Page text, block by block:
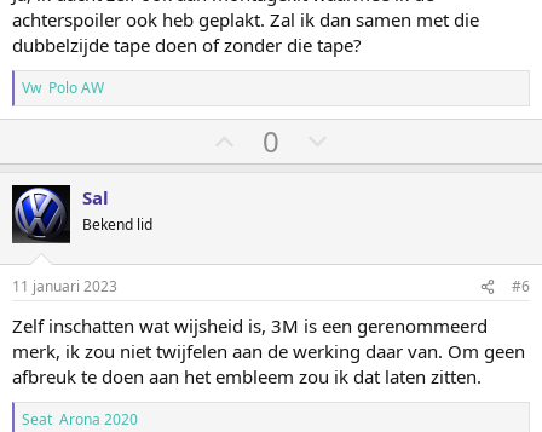
achterspoiler ook heb geplakt. Zal ik dan samen met die
dubbelzijde tape doen of zonder die tape?
Vw Polo AW
t
o
h
o
o
g
0
t
o
l
a
a
g
Sal
Bekend lid
11 januari 2023 #6
Zelf inschatten wat wijsheid is, 3M is een gerenommeerd
merk, ik zou niet twijfelen aan de werking daar van. Om geen
afbreuk te doen aan het embleem zou ik dat laten zitten.
Seat Arona 2020